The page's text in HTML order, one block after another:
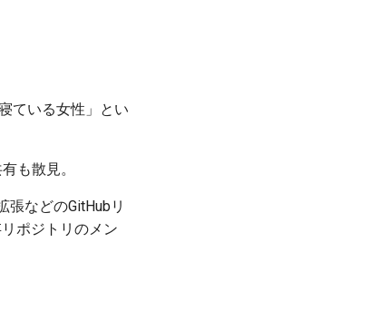
ている女性」とい
も散見。
張などのGitHubリ
ポジトリのメン